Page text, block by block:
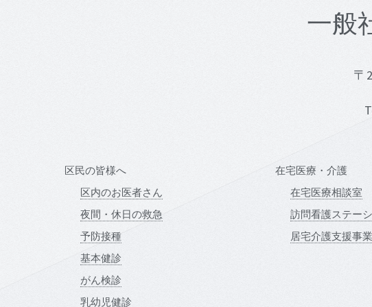
一般
〒
区民の皆様へ
区内のお医者さん
夜間・休日の救急
予防接種
基本健診
がん検診
乳幼児健診
在宅医療・介護
在宅医療相談室
訪問看護ステー
居宅介護支援事